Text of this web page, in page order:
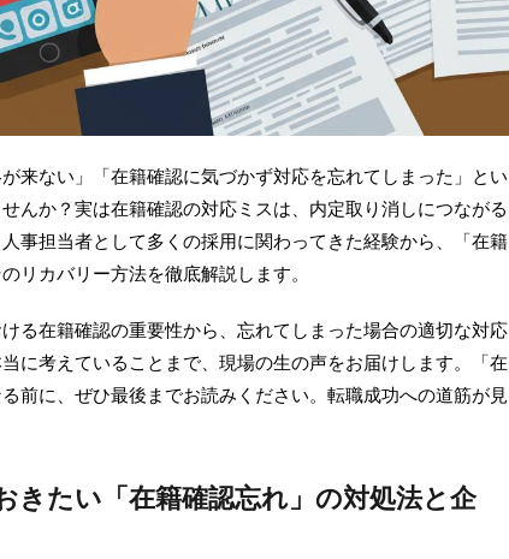
来ない」「在籍確認に気づかず対応を忘れてしまった」とい
んか？実は在籍確認の対応ミスは、内定取り消しにつながる
事担当者として多くの採用に関わってきた経験から、「在籍
リカバリー方法を徹底解説します。
る在籍確認の重要性から、忘れてしまった場合の適切な対応
に考えていることまで、現場の生の声をお届けします。「在
前に、ぜひ最後までお読みください。転職成功への道筋が見
きたい「在籍確認忘れ」の対処法と企